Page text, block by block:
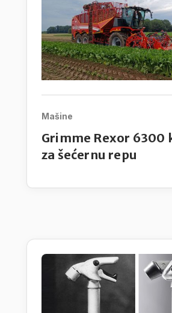
Mašine
Grimme Rexor 6300
za šećernu repu